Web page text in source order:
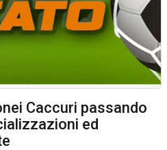
Caccuri passando
ed